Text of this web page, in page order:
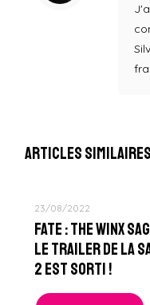
Articles similaires
23/08/2022
Fate : The Winx
Le Trailer de la
2 est sorti !